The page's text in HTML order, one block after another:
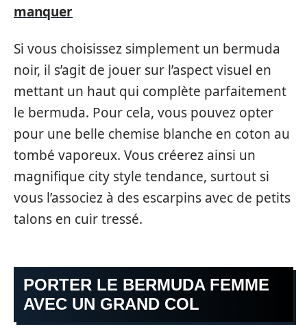
manquer
Si vous choisissez simplement un bermuda
noir, il s’agit de jouer sur l’aspect visuel en
mettant un haut qui complète parfaitement
le bermuda. Pour cela, vous pouvez opter
pour une belle chemise blanche en coton au
tombé vaporeux. Vous créerez ainsi un
magnifique city style tendance, surtout si
vous l’associez à des escarpins avec de petits
talons en cuir tressé.
PORTER LE BERMUDA FEMME
AVEC UN GRAND COL